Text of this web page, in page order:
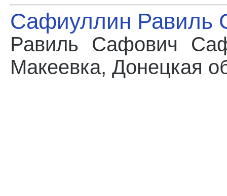
Сафиуллин Равиль
Равиль Сафович
Макеевка, Донецкая